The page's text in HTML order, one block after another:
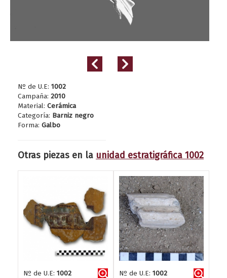
Nº de U.E: 1002
Campaña: 2010
Material: Cerámica
Categoría: Barniz negro
Forma: Galbo
Otras piezas en la unidad estratigráfica 1002
Nº de U.E: 1002
Nº de U.E: 1002